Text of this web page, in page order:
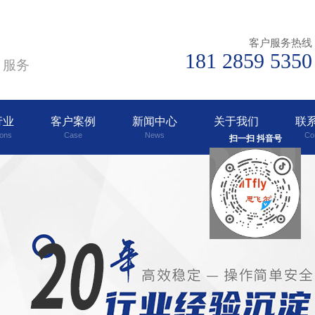
务
客户服务热线
181 2859 5350
业 客户案例
Case
新闻中心
News
关于我们
Abouts
联
扫一扫 抖音号